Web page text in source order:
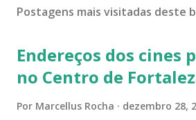
Postagens mais visitadas deste
Endereços dos cines
no Centro de
Por Marcellus Rocha dezembro 28,